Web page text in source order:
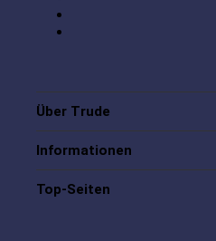
Über Trude
Informationen
Top-Seiten